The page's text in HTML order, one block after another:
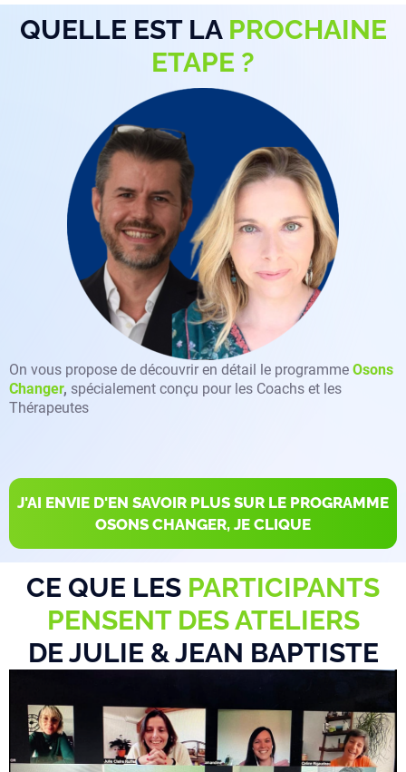
QUELLE EST LA PROCHAINE
ETAPE ?
On vous propose de découvrir en détail le programme Osons
Changer, spécialement conçu pour les Coachs et les
Thérapeutes
J'AI ENVIE D'EN SAVOIR PLUS SUR LE PROGRAMME
OSONS CHANGER, JE CLIQUE
CE QUE LES PARTICIPANTS
PENSENT DES ATELIERS
DE JULIE & JEAN BAPTISTE